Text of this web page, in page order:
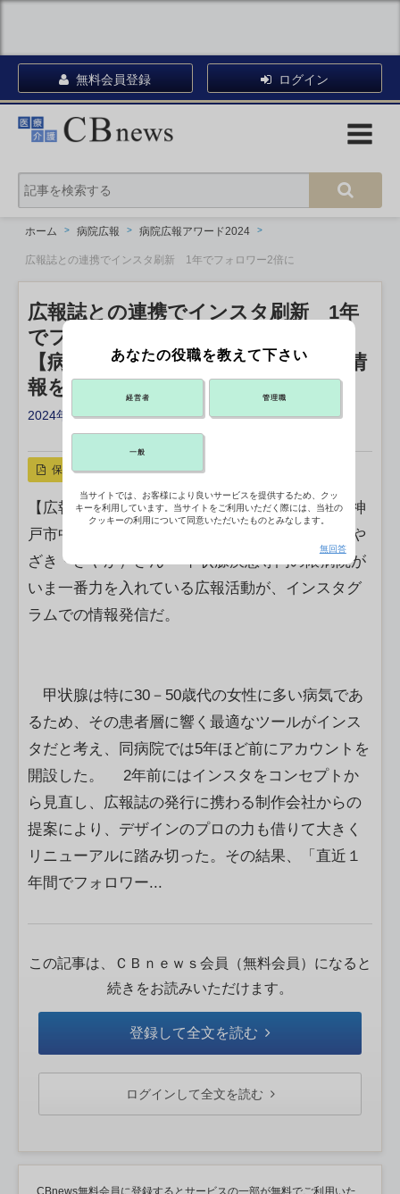
無料会員登録 ログイン
ホーム 病院広報 病院広報アワード2024
広報誌との連携でインスタ刷新 1年でフォロワー2倍に
広報誌との連携でインスタ刷新 1年
でフォロワー2倍に
【病院広報アワード】信頼性のある情
報を発信
2024年07月19日 18:00
リンクをコピー
保存
【広報担当部門】大賞 医療法人神甲会隈病院（神
戸市中央区） 管理本部企画課 宮崎沙耶加（みや
ざき・さやか）さん 甲状腺疾患専門の隈病院が
いま一番力を入れている広報活動が、インスタグ
ラムでの情報発信だ。
甲状腺は特に30－50歳代の女性に多い病気であ
るため、その患者層に響く最適なツールがインス
タだと考え、同病院では5年ほど前にアカウントを
開設した。 2年前にはインスタをコンセプトか
ら見直し、広報誌の発行に携わる制作会社からの
提案により、デザインのプロの力も借りて大きく
リニューアルに踏み切った。その結果、「直近１
年間でフォロワー...
この記事は、ＣＢｎｅｗｓ会員（無料会員）になると
続きをお読みいただけます。
登録して全文を読む
ログインして全文を読む
CBnews無料会員に登録するとサービスの一部が無料でご利用いた
あなたの役職を教えて下さい
経営者 管理職
一般
当サイトでは、お客様により良いサービスを提供するため、クッ
キーを利用しています。当サイトをご利用いただく際には、当社の
クッキーの利用について同意いただいたものとみなします。
無回答